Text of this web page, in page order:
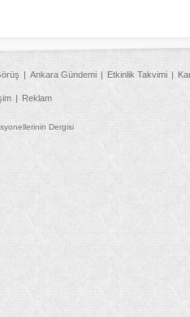
Ankara Gündemi Etkinlik Takvimi
Reklam
Dergisi